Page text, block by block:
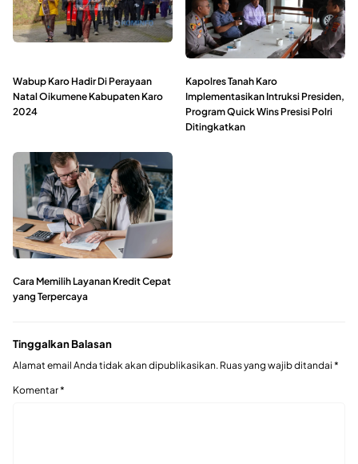
Wabup Karo Hadir Di Perayaan
Natal Oikumene Kabupaten Karo
2024
Kapolres Tanah Karo
Implementasikan Intruksi Presiden,
Program Quick Wins Presisi Polri
Ditingkatkan
Cara Memilih Layanan Kredit Cepat
yang Terpercaya
Tinggalkan Balasan
Alamat email Anda tidak akan dipublikasikan. Ruas yang wajib ditandai *
Komentar*